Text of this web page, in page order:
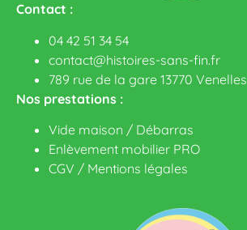
Contact :
04 42 51 34 54
contact@histoires-sans-fin.fr
789 rue de la gare 13770 Venelles
Nos prestations :
Vide maison / Débarras
Enlèvement mobilier PRO
CGV / Mentions légales